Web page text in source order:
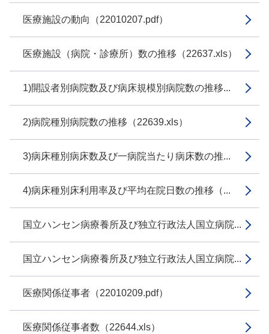
医療施設の動向（22010207.pdf）
医療施設（病院・診療所）数の推移（22637.xls）
1)開設者別病院数及び病床規模別病院数の推移...
2)病院種別病院数の推移（22639.xls）
3)病床種別病床数及び一病院当たり病床数の推...
4)病床種別床利用率及び平均在院日数の推移（...
国立ハンセン病療養所及び独立行政法人国立病院...
国立ハンセン病療養所及び独立行政法人国立病院...
医療関係従事者（22010209.pdf）
医療関係従事者数（22644.xls）